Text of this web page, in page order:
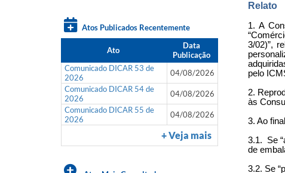
Atos Publicados Recentemente
Ato
Data
Publicação
Comunicado DICAR 53 de
2026
04/08/2026
Comunicado DICAR 54 de
2026
04/08/2026
Comunicado DICAR 55 de
2026
04/08/2026
+ Veja mais
Relato
1. A
3/02)”,
pelo
2.
às
3. Ao
3.1. Se
de
3.2. Se